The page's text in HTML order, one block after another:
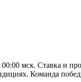
мск. Ставка и
Команда